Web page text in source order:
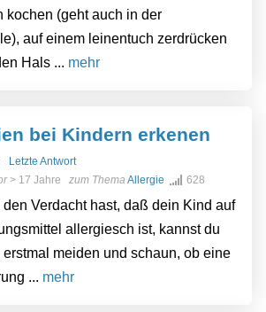
kochen (geht auch in der
auf einem leinentuch zerdrücken
Hals ... mehr
bei Kindern erkenen
Letzte Antwort
> 17 Jahre zum Thema Allergie 628
den Verdacht hast, daß dein Kind auf
allergiesch ist, kannst du
meiden und schaun, ob eine
... mehr